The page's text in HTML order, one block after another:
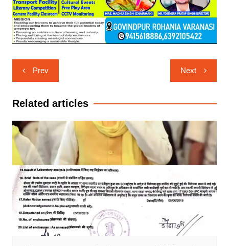
Post
navigation
Prev Next
Related articles